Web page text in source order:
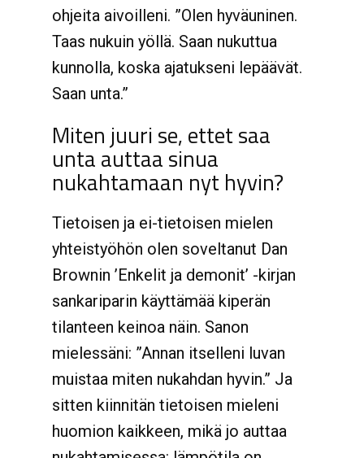
ohjeita aivoilleni. ”Olen hyväuninen.
Taas nukuin yöllä. Saan nukuttua
kunnolla, koska ajatukseni lepäävät.
Saan unta.”
Miten juuri se, ettet saa
unta auttaa sinua
nukahtamaan nyt hyvin?
Tietoisen ja ei-tietoisen mielen
yhteistyöhön olen soveltanut Dan
Brownin ’Enkelit ja demonit’ -kirjan
sankariparin käyttämää kiperän
tilanteen keinoa näin. Sanon
mielessäni: ”Annan itselleni luvan
muistaa miten nukahdan hyvin.” Ja
sitten kiinnitän tietoisen mieleni
huomion kaikkeen, mikä jo auttaa